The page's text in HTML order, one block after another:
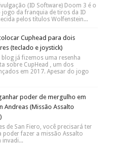
(ID Software) Doom 3 é o
jogo da franquia de tiros da ID
pelos títulos Wolfenstein...
Cuphead para dois
(teclado e joystick)
blog já fizemos uma resenha
sobre CupHead , um dos
em 2017. Apesar do jogo
poder de mergulho em
Andreas (Missão Assalto
de San Fiero, você precisará ter
poder fazer a missão Assalto
invadi...